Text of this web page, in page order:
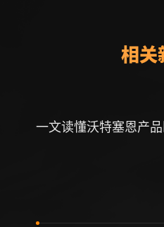
相关
一文读懂沃特塞恩产